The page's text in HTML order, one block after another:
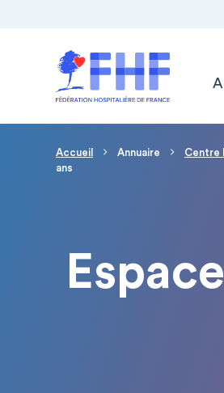
Fil d'Ariane
Accueil Annuaire Centre
ans